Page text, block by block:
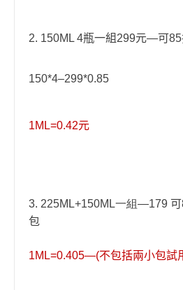
2. 150ML 4瓶一組299元—可85
150*4–299*0.85
1ML=0.42元
3. 225ML+150ML一組—179 可
包
1ML=0.405—(不包括兩小包試